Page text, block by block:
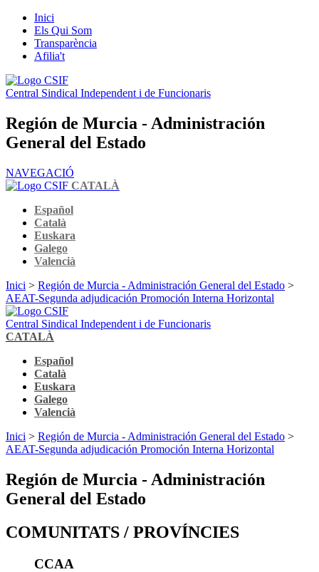
Inici
Els Qui Som
Transparència
Afilia't
Central Sindical Independent i de Funcionaris
Región de Murcia - Administración
General del Estado
NAVEGACIÓ
CATALÀ
Español
Català
Euskara
Galego
Valencià
Inici > Región de Murcia - Administración General del Estado >
AEAT-Segunda adjudicación Promoción Interna Horizontal
Central Sindical Independent i de Funcionaris
CATALÀ
Español
Català
Euskara
Galego
Valencià
Inici > Región de Murcia - Administración General del Estado >
AEAT-Segunda adjudicación Promoción Interna Horizontal
Región de Murcia - Administración
General del Estado
COMUNITATS / PROVÍNCIES
CCAA